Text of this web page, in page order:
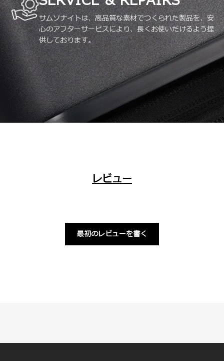
サムソナイトは、高品質な素材でつくられた製品を、安
心のアフターサービスにより、長くお使いだけるよう提
供しております。
レビュー
最初のレビューを書く